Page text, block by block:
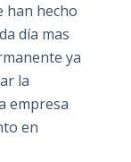
han hecho
día mas
ya
la
empresa
en